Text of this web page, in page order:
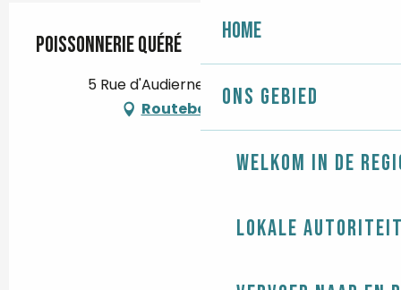
Home
Ons gebied
Welkom in de
Lokale
Poissonnerie Quéré
5 Rue d'Audierne, 29710 Plozévet
Routebeschrijving